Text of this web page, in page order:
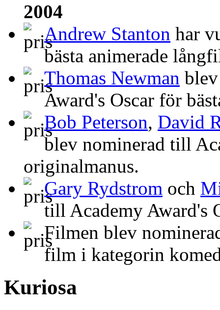
2004
Andrew Stanton har
bästa animerade
Thomas Newman
Award's Oscar för
Bob Peterson, David
blev nominerad till
originalmanus.
Gary Rydstrom och
till Academy Award's
Filmen blev
film i kategorin
Kuriosa